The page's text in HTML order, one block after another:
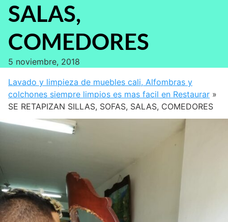
SALAS,
COMEDORES
5 noviembre, 2018
Lavado y limpieza de muebles cali, Alfombras y
colchones siempre limpios es mas facil en Restaurar »
SE RETAPIZAN SILLAS, SOFAS, SALAS, COMEDORES